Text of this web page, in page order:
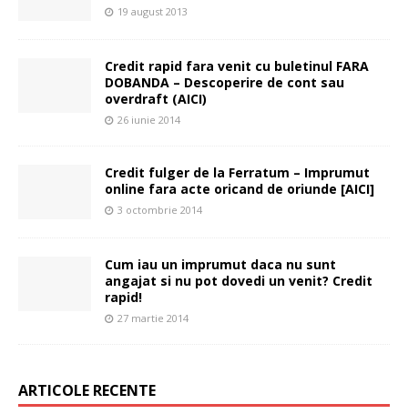
19 august 2013
Credit rapid fara venit cu buletinul FARA
DOBANDA – Descoperire de cont sau
overdraft (AICI)
26 iunie 2014
Credit fulger de la Ferratum – Imprumut
online fara acte oricand de oriunde [AICI]
3 octombrie 2014
Cum iau un imprumut daca nu sunt
angajat si nu pot dovedi un venit? Credit
rapid!
27 martie 2014
ARTICOLE RECENTE